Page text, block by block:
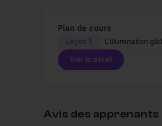
Plan de cours
Leçon 1 L'illumination
Voir le détail
Avis des apprenants